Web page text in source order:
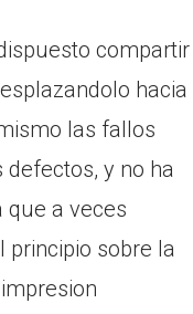
compartir
hacia
las fallos
y no ha
que a veces
principio sobre la